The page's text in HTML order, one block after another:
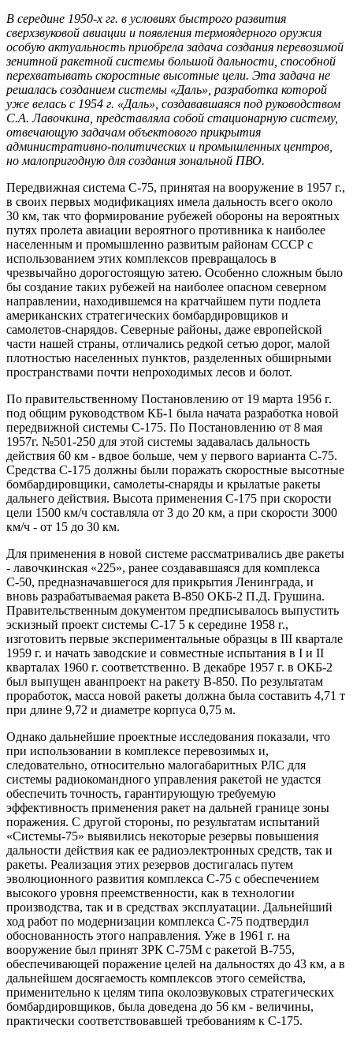
В середине 1950-х гг. в условиях быстрого развития
сверхзвуковой авиации и появления термоядерного оружия
особую актуальность приобрела задача создания перевозимой
зенитной ракетной системы большой дальности, способной
перехватывать скоростные высотные цели. Эта задача не
решалась созданием системы «Даль», разработка которой
уже велась с 1954 г. «Даль», создававшаяся под руководством
С.А. Лавочкина, представляла собой стационарную систему,
отвечающую задачам объектового прикрытия
административно-политических и промышленных центров,
но малопригодную для создания зональной ПВО.
Передвижная система С-75, принятая на вооружение в 1957 г.,
в своих первых модификациях имела дальность всего около
30 км, так что формирование рубежей обороны на вероятных
путях пролета авиации вероятного противника к наиболее
населенным и промышленно развитым районам СССР с
использованием этих комплексов превращалось в
чрезвычайно дорогостоящую затею. Особенно сложным было
бы создание таких рубежей на наиболее опасном северном
направлении, находившемся на кратчайшем пути подлета
американских стратегических бомбардировщиков и
самолетов-снарядов. Северные районы, даже европейской
части нашей страны, отличались редкой сетью дорог, малой
плотностью населенных пунктов, разделенных обширными
пространствами почти непроходимых лесов и болот.
По правительственному Постановлению от 19 марта 1956 г.
под общим руководством КБ-1 была начата разработка новой
передвижной системы С-175. По Постановлению от 8 мая
1957г. №501-250 для этой системы задавалась дальность
действия 60 км - вдвое больше, чем у первого варианта С-75.
Средства С-175 должны были поражать скоростные высотные
бомбардировщики, самолеты-снаряды и крылатые ракеты
дальнего действия. Высота применения С-175 при скорости
цели 1500 км/ч составляла от 3 до 20 км, а при скорости 3000
км/ч - от 15 до 30 км.
Для применения в новой системе рассматривались две ракеты
- лавочкинская «225», ранее создававшаяся для комплекса
С-50, предназначавшегося для прикрытия Ленинграда, и
вновь разрабатываемая ракета В-850 ОКБ-2 П.Д. Грушина.
Правительственным документом предписывалось выпустить
эскизный проект системы С-17 5 к середине 1958 г.,
изготовить первые экспериментальные образцы в III квартале
1959 г. и начать заводские и совместные испытания в I и II
кварталах 1960 г. соответственно. В декабре 1957 г. в ОКБ-2
был выпущен аванпроект на ракету В-850. По результатам
проработок, масса новой ракеты должна была составить 4,71 т
при длине 9,72 и диаметре корпуса 0,75 м.
Однако дальнейшие проектные исследования показали, что
при использовании в комплексе перевозимых и,
следовательно, относительно малогабаритных РЛС для
системы радиокомандного управления ракетой не удастся
обеспечить точность, гарантирующую требуемую
эффективность применения ракет на дальней границе зоны
поражения. С другой стороны, по результатам испытаний
«Системы-75» выявились некоторые резервы повышения
дальности действия как ее радиоэлектронных средств, так и
ракеты. Реализация этих резервов достигалась путем
эволюционного развития комплекса С-75 с обеспечением
высокого уровня преемственности, как в технологии
производства, так и в средствах эксплуатации. Дальнейший
ход работ по модернизации комплекса С-75 подтвердил
обоснованность этого направления. Уже в 1961 г. на
вооружение был принят ЗРК С-75М с ракетой В-755,
обеспечивающей поражение целей на дальностях до 43 км, а в
дальнейшем досягаемость комплексов этого семейства,
применительно к целям типа околозвуковых стратегических
бомбардировщиков, была доведена до 56 км - величины,
практически соответствовавшей требованиям к С-175.